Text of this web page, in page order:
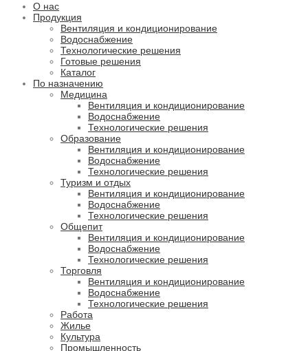
О нас
Продукция
Вентиляция и кондиционирование
Водоснабжение
Технологические решения
Готовые решения
Каталог
По назначению
Медицина
Вентиляция и кондиционирование
Водоснабжение
Технологические решения
Образование
Вентиляция и кондиционирование
Водоснабжение
Технологические решения
Туризм и отдых
Вентиляция и кондиционирование
Водоснабжение
Технологические решения
Общепит
Вентиляция и кондиционирование
Водоснабжение
Технологические решения
Торговля
Вентиляция и кондиционирование
Водоснабжение
Технологические решения
Работа
Жилье
Культура
Промышленность